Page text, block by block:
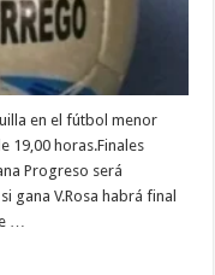
en el fútbol menor
19,00 horas.Finales
Progreso será
gana V.Rosa habrá final
…